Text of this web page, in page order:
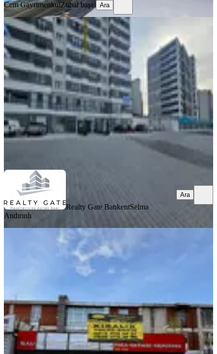
Cem GayrimenkulZühal başal Ara
Bulvar Üzerinde Yüksek
Görünürlüklü Kiralık İş Yeri
Yenimahalle, Susuz Mahallesi
1 Oda·331 m²·Düz Giriş (Zemin)·22.12.2025
165.000 ₺
Realty Gate Batıkent Selma Andırınlı
Realty Gate BatıkentSelma
Andırınlı
Ara
İvedik Osb De 400 M2 Dükkan
Yenimahalle, İvedikosb Mahallesi
·401 m²
73.000 ₺
Edge Gayrimenkul İnşaat & ProjeOktay Şahin